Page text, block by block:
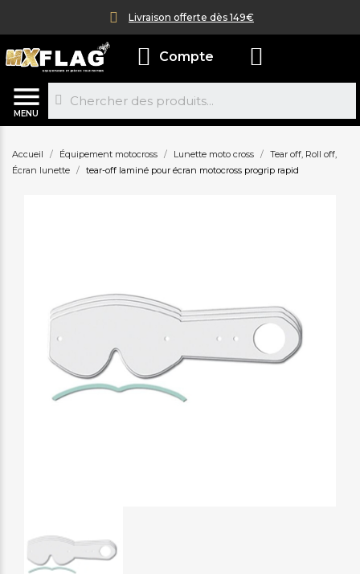
Livraison offerte dès 149€
MENU
Compte
Accueil Équipement motocross Lunette moto cross
Tear off, Roll off,
Écran lunette
tear-off laminé pour écran motocross progrip rapid